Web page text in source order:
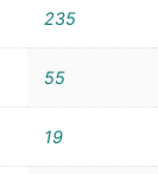
235
55
19